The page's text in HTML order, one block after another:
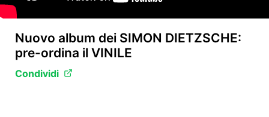
Nuovo album dei SIMON DIETZSCHE:
pre-ordina il VINILE
Condividi